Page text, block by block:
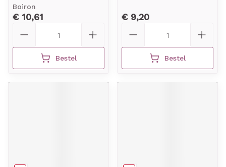
Boiron
€ 10,61
Bestel
€ 9,20
Bestel